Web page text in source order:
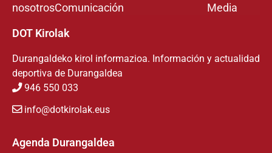
nosotrosComunicación
Media
DOT Kirolak
Durangaldeko kirol informazioa. Información y actualidad
deportiva de Durangaldea
946 550 033
info@dotkirolak.eus
Agenda Durangaldea